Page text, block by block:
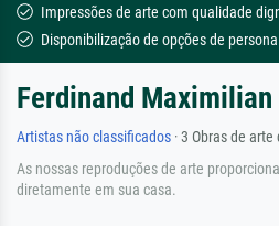
Impressões de arte com qualidade
Disponibilização de opções de
Ferdinand
Artistas não classificados · 3 Obras de
As nossas reproduções de arte
diretamente em sua casa.